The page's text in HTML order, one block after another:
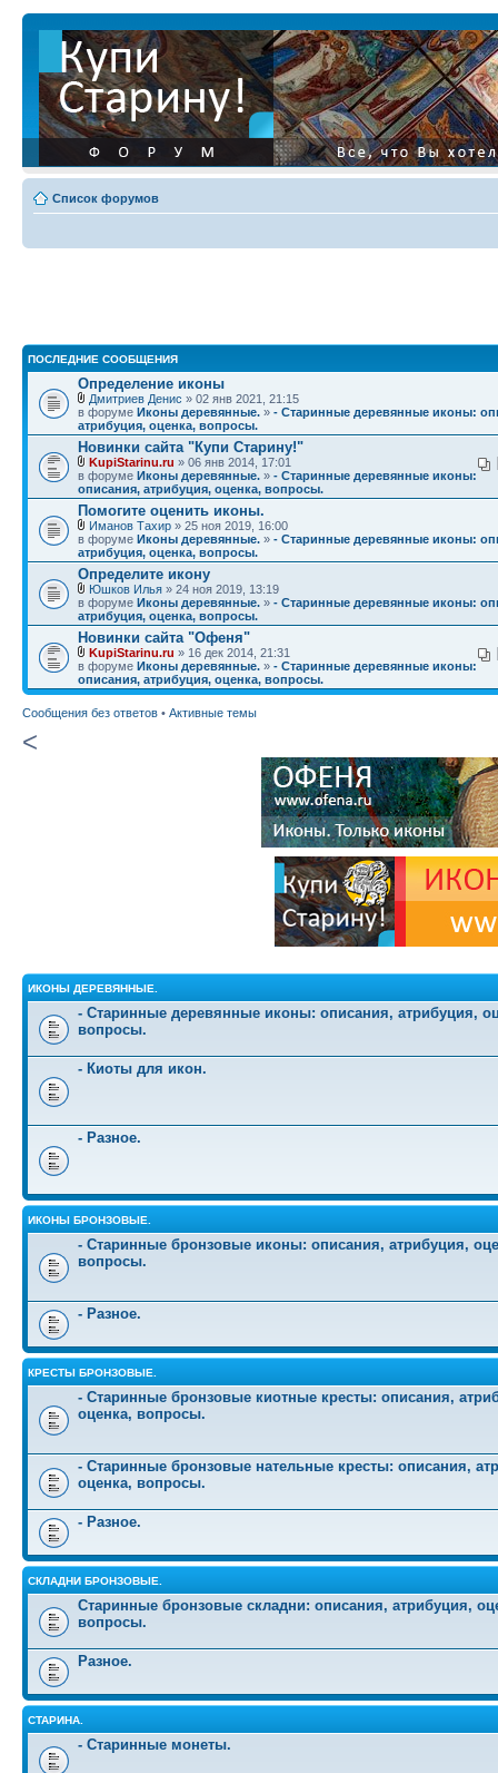
Список форумов
ПОСЛЕДНИЕ СООБЩЕНИЯ
Определение иконы
Дмитриев Денис » 02 янв 2021, 21:15
в форуме Иконы деревянные. » - Старинные деревянные иконы:
атрибуция, оценка, вопросы.
Новинки сайта "Купи Старину!"
KupiStarinu.ru » 06 янв 2014, 17:01
в форуме Иконы деревянные. » - Старинные деревянные иконы:
описания, атрибуция, оценка, вопросы.
Помогите оценить иконы.
Иманов Тахир » 25 ноя 2019, 16:00
в форуме Иконы деревянные. » - Старинные деревянные иконы:
атрибуция, оценка, вопросы.
Определите икону
Юшков Илья » 24 ноя 2019, 13:19
в форуме Иконы деревянные. » - Старинные деревянные иконы:
атрибуция, оценка, вопросы.
Новинки сайта "Офеня"
KupiStarinu.ru » 16 дек 2014, 21:31
в форуме Иконы деревянные. » - Старинные деревянные иконы:
описания, атрибуция, оценка, вопросы.
Сообщения без ответов • Активные темы
<
ИКОНЫ ДЕРЕВЯННЫЕ.
- Старинные деревянные иконы: описания, атрибуция,
вопросы.
- Киоты для икон.
- Разное.
ИКОНЫ БРОНЗОВЫЕ.
- Старинные бронзовые иконы: описания, атрибуция,
вопросы.
- Разное.
КРЕСТЫ БРОНЗОВЫЕ.
- Старинные бронзовые киотные кресты: описания,
оценка, вопросы.
- Старинные бронзовые нательные кресты: описания,
оценка, вопросы.
- Разное.
СКЛАДНИ БРОНЗОВЫЕ.
Старинные бронзовые складни: описания, атрибуция,
вопросы.
Разное.
СТАРИНА.
- Старинные монеты.